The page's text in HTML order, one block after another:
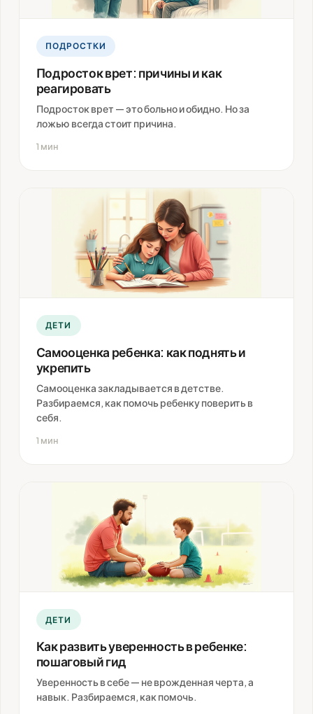
ПОДРОСТКИ
Подросток врет: причины и как
реагировать
Подросток врет — это больно и обидно. Но за
ложью всегда стоит причина.
1 мин
ДЕТИ
Самооценка ребенка: как поднять и
укрепить
Самооценка закладывается в детстве.
Разбираемся, как помочь ребенку поверить в
себя.
1 мин
ДЕТИ
Как развить уверенность в ребенке:
пошаговый гид
Уверенность в себе — не врожденная черта, а
навык. Разбираемся, как помочь.